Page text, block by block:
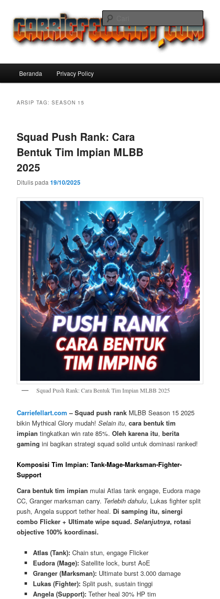
konten
utama
konten
sekunderCarriefellart Pilihan Terbaik Game
Offline Android 2025 yang Wajib
Kamu Coba
Cari
Beranda Privacy Policy
ARSIP TAG:SEASON 15
Squad Push Rank: Cara
Bentuk Tim Impian MLBB
2025
Ditulis pada19/10/2025
Squad Push Rank: Cara Bentuk Tim Impian MLBB 2025
Carriefellart.com – Squad push rank MLBB Season 15 2025
bikin Mythical Glory mudah!Selain itu,cara bentuk tim
impian tingkatkan win rate 85%.Oleh karena itu,berita
gaming ini bagikan strategi squad solid untuk dominasi ranked!
Komposisi Tim Impian: Tank-Mage-Marksman-Fighter-
Support
Cara bentuk tim impian mulai Atlas tank engage, Eudora mage
CC, Granger marksman carry. Terlebih dahulu, Lukas fighter split
push, Angela support tether heal. Di samping itu, sinergi
combo Flicker + Ultimate wipe squad.Selanjutnya, rotasi
objective 100% koordinasi.
Atlas (Tank):Chain stun, engage Flicker
Eudora (Mage):Satellite lock, burst AoE
Granger (Marksman):Ultimate burst 3.000 damage
Lukas (Fighter):Split push, sustain tinggi
Angela (Support):Tether heal 30% HP tim